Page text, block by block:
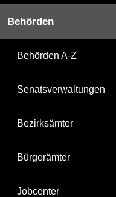
Behörden
Behörden A-Z
Senatsverwaltungen
Bezirksämter
Bürgerämter
Jobcenter